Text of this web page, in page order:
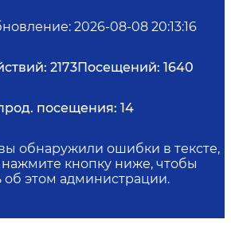
: 2026-08-08 20:13:16
2173Посещений: 1640
посещения: 14
обнаружили ошибки в тексте,
нажмите кнопку ниже, чтобы
об этом администрации.